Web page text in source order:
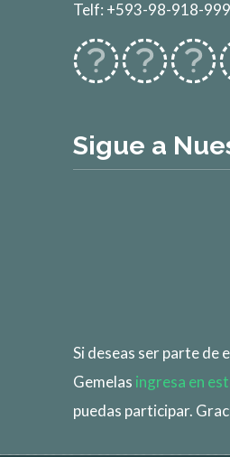
Telf: +593-98-918-
Sigue a
Si deseas ser parte de
Gemelas ingresa en
puedas participar.